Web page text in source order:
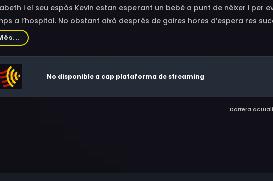
i el seu espòs Kevin estan esperant un bebè a punt de néixer i per
a l’hospital. No obstant això després de gaires hores d’espera res
de pànic. El problema és que Milo s’espanta i decideix que no vol
s’encarregarà d’ensenyar-li com és de meravellosa la vida a Nova
No disponible a cap plataforma de streaming
Darrera